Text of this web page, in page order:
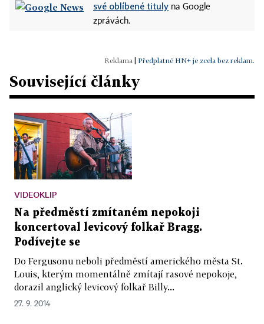
své oblíbené tituly na Google
zprávách.
Předplatné HN+ je zcela bez reklam.
Související články
VIDEOKLIP
Na předměstí zmítaném nepokoji
koncertoval levicový folkař Bragg.
Podívejte se
Do Fergusonu neboli předměstí amerického města St.
Louis, kterým momentálně zmítají rasové nepokoje,
dorazil anglický levicový folkař Billy...
27. 9. 2014